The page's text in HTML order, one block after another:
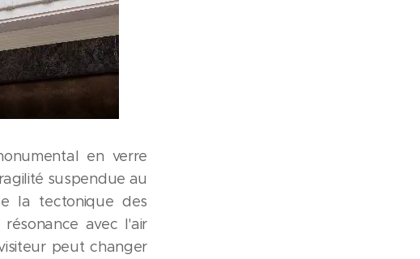
en verre
suspendue au
la tectonique des
avec l'air
peut changer